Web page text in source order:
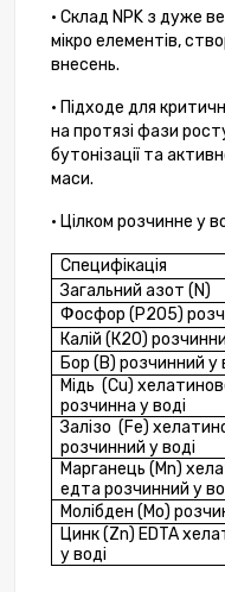
• Склад NPK з дуже
мікро елементів,
внесень.
• Підходе для
на протязі фази
бутонізації та
маси.
• Цілком розчинне у
Специфікація
Загальний азот (N)
Фосфор (Р2О5)
Калій (К2О)
Бор (В) розчинний у
Мідь (Cu)
розчинна у воді
Залізо (Fe)
розчинний у воді
Марганець (Mn)
едтарозчинний у
Молібден (Mo)
Цинк (Zn) EDTA
у воді